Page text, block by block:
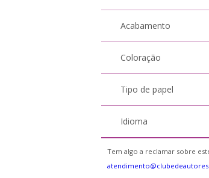
Acabamento
Coloração
Tipo de papel
Idioma
Tem algo a reclamar sobre